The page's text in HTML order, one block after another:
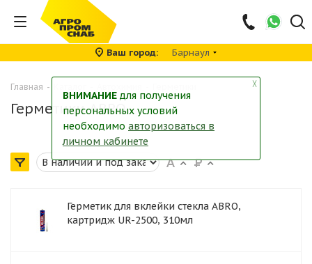
Ваш город Барнаул
Главная -
Герметики ABRO
Герметик для вклейки стекла ABRO,
картридж UR-2500, 310мл
╳
ВНИМАНИЕ для получения
персональных условий
необходимо авторизоваться в
личном кабинете